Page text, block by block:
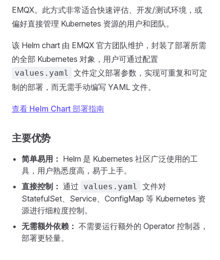
EMQX。此方式非常适合快速评估、开发/测试环境，或
偏好直接管理 Kubernetes 资源的用户和团队。
该 Helm chart 由 EMQX 官方团队维护，封装了部署所需
的全部 Kubernetes 对象，用户可通过配置
values.yaml
文件定义部署参数，实现可重复和可定
制的部署，而无需手动编写 YAML 文件。
查看 Helm Chart 部署指南
主要优势
简单易用： Helm 是 Kubernetes 社区广泛使用的工
具，用户熟悉度高，易于上手。
直接控制： 通过 values.yaml
文件对
StatefulSet、Service、ConfigMap 等 Kubernetes 资
源进行细粒度控制。
无需额外依赖： 不需要运行额外的 Operator 控制器，
部署更轻量。